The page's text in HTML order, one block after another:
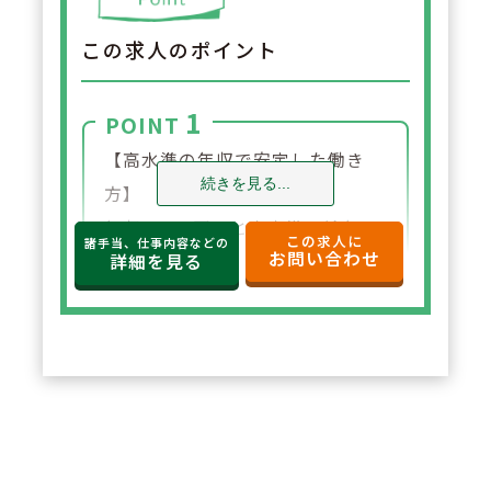
この求人のポイント
POINT 1
【高水準の年収で安定した働き
方】
年収650万円～と高水準の給与設
定。年俸制で収入の見通しも立て
やすく、選択した都道府県内で安
続きを見る...
諸手当、仕事内容などの
詳細を見る
この求人に
お問い合わせ